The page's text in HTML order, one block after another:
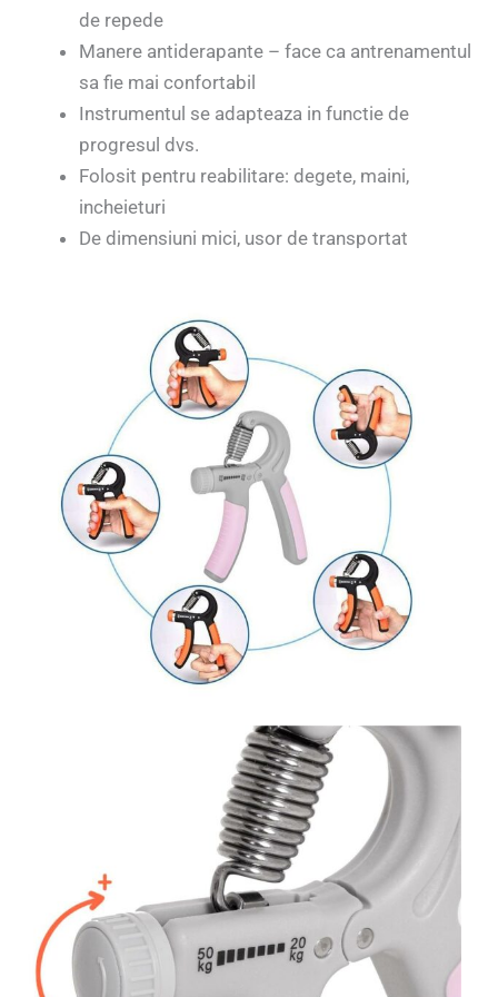
de repede
Manere antiderapante – face ca antrenamentul
sa fie mai confortabil
Instrumentul se adapteaza in functie de
progresul dvs.
Folosit pentru reabilitare: degete, maini,
incheieturi
De dimensiuni mici, usor de transportat